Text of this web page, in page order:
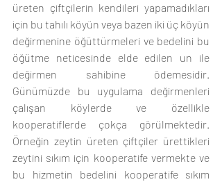
üreten çiftçilerin kendileri yapamadıkları
için bu tahılı köyün veya bazen iki üç köyün
değirmenine öğüttürmeleri ve bedelini bu
öğütme neticesinde elde edilen un ile
değirmen sahibine ödemesidir.
Günümüzde bu uygulama değirmenleri
çalışan köylerde ve özellikle
kooperatiflerde çokça görülmektedir.
Örneğin zeytin üreten çiftçiler ürettikleri
zeytini sıkım için kooperatife vermekte ve
bu hizmetin bedelini kooperatife sıkım